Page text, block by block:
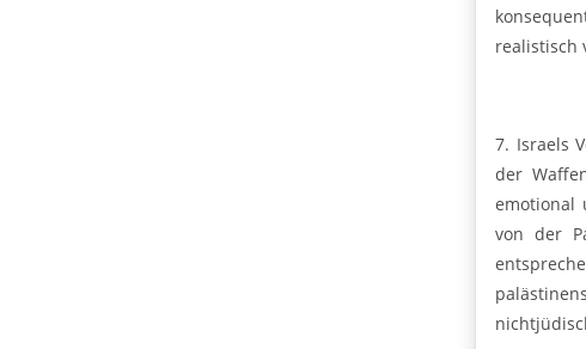
realistisch
7. Israels
der
emotional
von der